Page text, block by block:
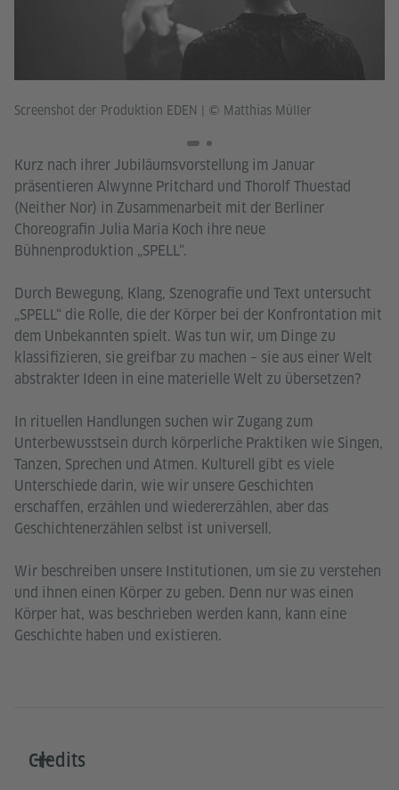
Screenshot der Produktion EDEN | © Matthias Müller
Kurz nach ihrer Jubiläumsvorstellung im Januar
präsentieren Alwynne Pritchard und Thorolf Thuestad
(Neither Nor) in Zusammenarbeit mit der Berliner
Choreografin Julia Maria Koch ihre neue
Bühnenproduktion „SPELL“.
Durch Bewegung, Klang, Szenografie und Text untersucht
„SPELL“ die Rolle, die der Körper bei der Konfrontation mit
dem Unbekannten spielt. Was tun wir, um Dinge zu
klassifizieren, sie greifbar zu machen – sie aus einer Welt
abstrakter Ideen in eine materielle Welt zu übersetzen?
In rituellen Handlungen suchen wir Zugang zum
Unterbewusstsein durch körperliche Praktiken wie Singen,
Tanzen, Sprechen und Atmen. Kulturell gibt es viele
Unterschiede darin, wie wir unsere Geschichten
erschaffen, erzählen und wiedererzählen, aber das
Geschichtenerzählen selbst ist universell.
Wir beschreiben unsere Institutionen, um sie zu verstehen
und ihnen einen Körper zu geben. Denn nur was einen
Körper hat, was beschrieben werden kann, kann eine
Geschichte haben und existieren.
Credits